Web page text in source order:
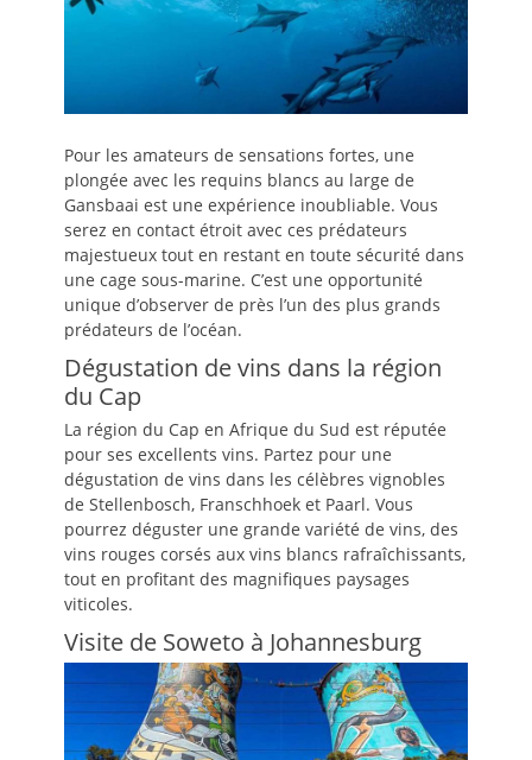
Pour les amateurs de sensations fortes, une
plongée avec les requins blancs au large de
Gansbaai est une expérience inoubliable. Vous
serez en contact étroit avec ces prédateurs
majestueux tout en restant en toute sécurité dans
une cage sous-marine. C’est une opportunité
unique d’observer de près l’un des plus grands
prédateurs de l’océan.
Dégustation de vins dans la région
du Cap
La région du Cap en Afrique du Sud est réputée
pour ses excellents vins. Partez pour une
dégustation de vins dans les célèbres vignobles
de Stellenbosch, Franschhoek et Paarl. Vous
pourrez déguster une grande variété de vins, des
vins rouges corsés aux vins blancs rafraîchissants,
tout en profitant des magnifiques paysages
viticoles.
Visite de Soweto à Johannesburg